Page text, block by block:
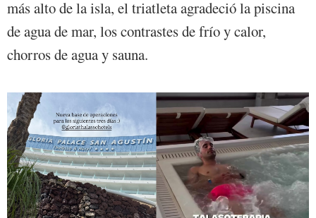
más alto de la isla, el triatleta agradeció la piscina
de agua de mar, los contrastes de frío y calor,
chorros de agua y sauna.